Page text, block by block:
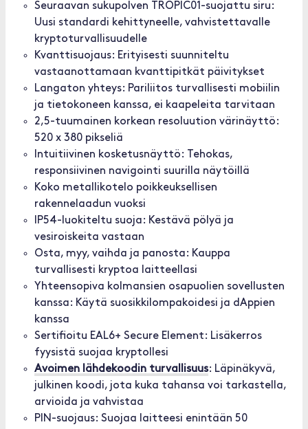
Seuraavan sukupolven TROPIC01-suojattu siru:
Uusi standardi kehittyneelle, vahvistettavalle
kryptoturvallisuudelle
Kvanttisuojaus: Erityisesti suunniteltu
vastaanottamaan kvanttipitkät päivitykset
Langaton yhteys: Pariliitos turvallisesti mobiilin
ja tietokoneen kanssa, ei kaapeleita tarvitaan
2,5-tuumainen korkean resoluution värinäyttö:
520 x 380 pikseliä
Intuitiivinen kosketusnäyttö: Tehokas,
responsiivinen navigointi suurilla näytöillä
Koko metallikotelo poikkeuksellisen
rakennelaadun vuoksi
IP54-luokiteltu suoja: Kestävä pölyä ja
vesiroiskeita vastaan
Osta, myy, vaihda ja panosta: Kauppa
turvallisesti kryptoa laitteellasi
Yhteensopiva kolmansien osapuolien sovellusten
kanssa: Käytä suosikkilompakoidesi ja dAppien
kanssa
Sertifioitu EAL6+ Secure Element: Lisäkerros
fyysistä suojaa kryptollesi
Avoimen lähdekoodin turvallisuus: Läpinäkyvä,
julkinen koodi, jota kuka tahansa voi tarkastella,
arvioida ja vahvistaa
PIN-suojaus: Suojaa laitteesi enintään 50